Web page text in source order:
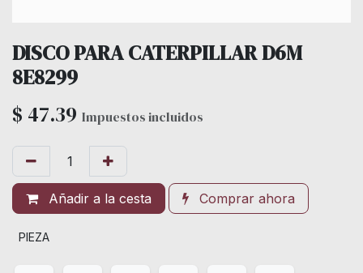
DISCO PARA CATERPILLAR D6M
8E8299
$ 47.39 Impuestos incluidos
Añadir a la cesta Comprar ahora
PIEZA